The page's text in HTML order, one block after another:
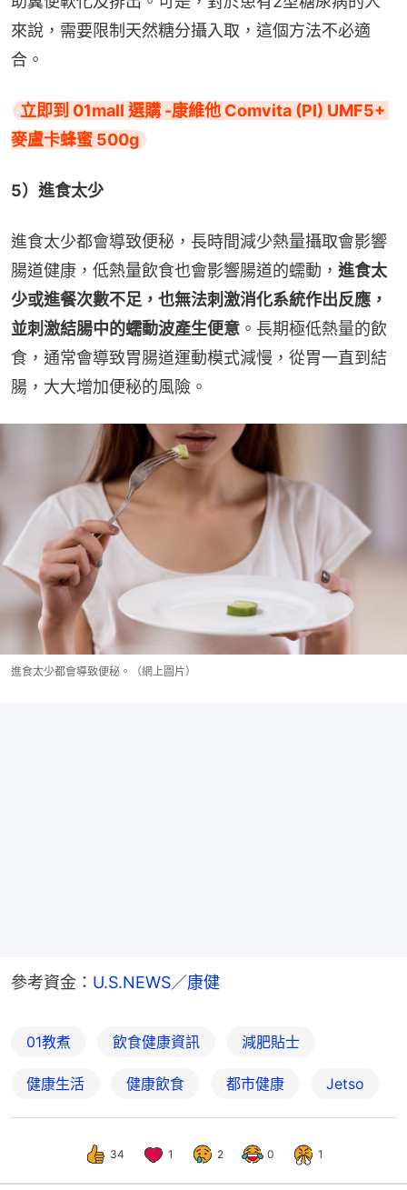
來說，需要限制天然糖分攝入取，這個方法不必適
合。
立即到 01mall 選購 -康維他 Comvita (PI) UMF5+
麥盧卡蜂蜜 500g
5）進食太少
進食太少都會導致便秘，長時間減少熱量攝取會影響
腸道健康，低熱量飲食也會影響腸道的蠕動， 進食太
少或進餐次數不足，也無法刺激消化系統作出反應，
並刺激結腸中的蠕動波產生便意 。長期極低熱量的飲
食，通常會導致胃腸道運動模式減慢，從胃一直到結
腸，大大增加便秘的風險。
進食太少都會導致便秘。（網上圖片）
參考資金： U.S.NEWS／康健
01教煮 飲食健康資訊 減肥貼士
健康生活 健康飲食 都市健康 Jetso
34 1 2 0 1